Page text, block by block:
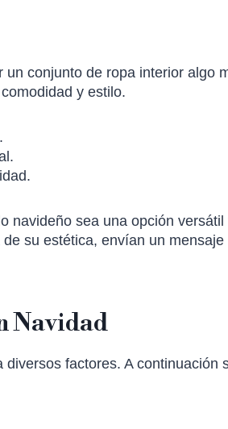
conjunto de ropa interior algo
y estilo.
navideño sea una opción
su estética, envían un mensaje
Navidad
factores. A continuación